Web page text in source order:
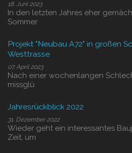
18. Juni 2023
In den letzten Jahres eher
Sommer
Projekt "Neubau A72" in großen
Westtrasse
07. April 2023
Nach einer wochenlangen
missglü
Jahresrückblick 2022
31. Dezember 2022
Wieder geht ein interessantes
Zeit, um